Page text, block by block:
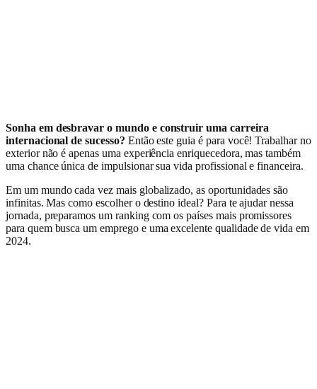
Sonha em desbravar o mundo e construir uma carreira
internacional de sucesso? Então este guia é para você! Trabalhar no
exterior não é apenas uma experiência enriquecedora, mas também
uma chance única de impulsionar sua vida profissional e financeira.
Em um mundo cada vez mais globalizado, as oportunidades são
infinitas. Mas como escolher o destino ideal? Para te ajudar nessa
jornada, preparamos um ranking com os países mais promissores
para quem busca um emprego e uma excelente qualidade de vida em
2024.